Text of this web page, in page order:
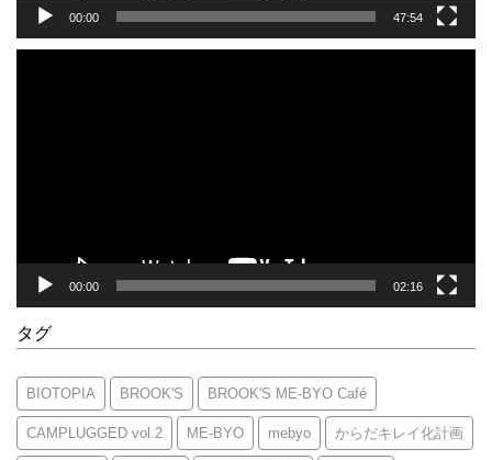
00:00 47:54
00:00 02:16
タグ
BIOTOPIA BROOK'S BROOK'S ME-BYO Café
CAMPLUGGED vol.2 ME-BYO mebyo からだキレイ化計画